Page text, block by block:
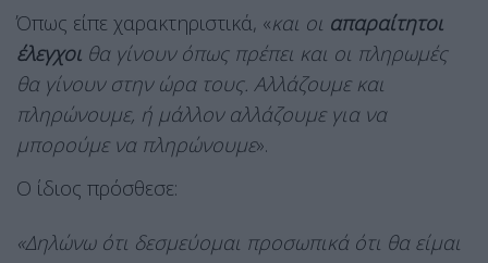
Όπως είπε χαρακτηριστικά, «και οι απαραίτητοι
έλεγχοι θα γίνουν όπως πρέπει και οι πληρωμές
θα γίνουν στην ώρα τους. Αλλάζουμε και
πληρώνουμε, ή μάλλον αλλάζουμε για να
μπορούμε να πληρώνουμε».
Ο ίδιος πρόσθεσε:
«Δηλώνω ότι δεσμεύομαι προσωπικά ότι θα είμαι